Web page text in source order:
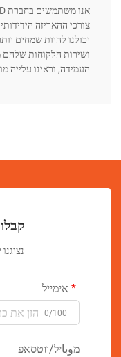
צורכי ההאריזה
יכולנו להיות שמחים
ושירות הלקוחות שלהם
העמידה, וראינו עלייה
אימייל
0/100
מوباיל/ווטסאפ